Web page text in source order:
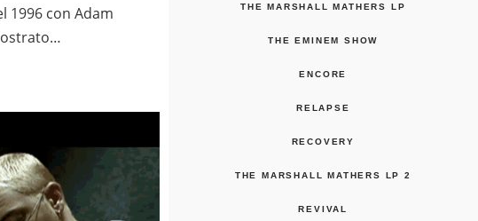
1996 con Adam
THE MARSHALL MATHERS LP
THE EMINEM SHOW
ENCORE
RELAPSE
RECOVERY
THE MARSHALL MATHERS LP 2
REVIVAL